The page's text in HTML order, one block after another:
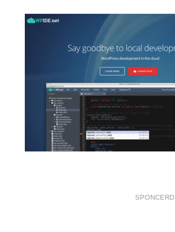
SPONCERD